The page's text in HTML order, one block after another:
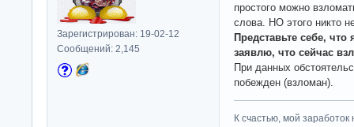
Зарегистрирован: 19-02-12
Сообщений: 2,145
простого можно
слова. НО этого никто
Представьте себе,
заявлю, что сейчас
При данных
побежден (взломан).
К счастью, мой